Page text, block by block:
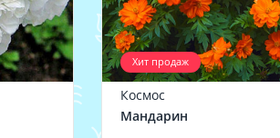
Хит продаж
Космос
Мандарин